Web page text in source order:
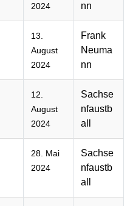
2024
nn
13.
August
2024
Frank
Neuma
nn
12.
August
2024
Sachse
nfaustb
all
28. Mai
2024
Sachse
nfaustb
all